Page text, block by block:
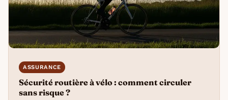
ASSURANCE
Sécurité routière à vélo : comment circuler
sans risque ?